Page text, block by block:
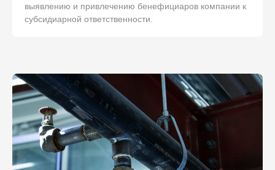
выявлению и привлечению бенефициаров компании к
субсидиарной ответственности.
ask@ytc.legal
Москва, Ленинская слобода 19
БЦ Омега Плаза, оф. 220
Электронная почта
Мы в социальных сетях